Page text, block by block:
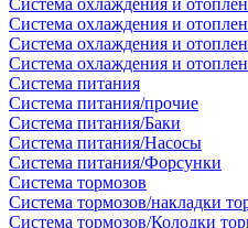
Система охлаждения и
Система охлаждения и
Система охлаждения и
Система охлаждения и
Система питания
Система питания/прочие
Система питания/Баки
Система питания/Насосы
Система питания/Форсунки
Система тормозов
Система тормозов/накладки
Система тормозов/Колодки